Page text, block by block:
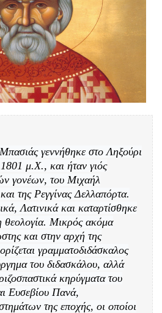
γεννήθηκε στο Ληξούρι
μ.Χ., και ήταν γιός
γονέων, του Μιχαήλ
της Ρεγγίνας Δελλαπόρτα.
Λατινικά και καταρτίσθηκε
θεολογία. Μικρός ακόμα
και στην αρχή της
γραμματοδιδάσκαλος
του διδασκάλου, αλλά
κηρύγματα του
Ευσεβίου Πανά,
της εποχής, οι οποίοι